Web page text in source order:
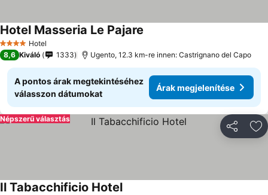
4 KategóriaHotel
Hotel Masseria Le Pajare
8,6 Kiváló 1333 Ugento, 12.3 km-re innen: Castrignano del Capo
A pontos árak megtekintéséhez
válasszon dátumokat
Árak megjelenítése
Népszerű választás
Il Tabacchificio Hotel